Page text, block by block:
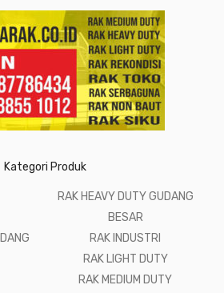
Kategori Produk
RAK HEAVY DUTY GUDANG
BESAR
RAK INDUSTRI
RAK LIGHT DUTY
RAK MEDIUM DUTY